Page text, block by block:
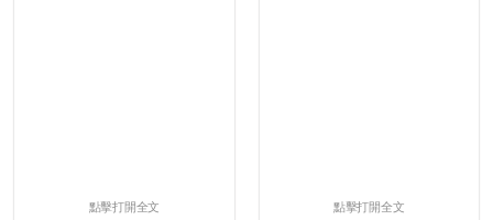
點擊打開全文 點擊打開全文